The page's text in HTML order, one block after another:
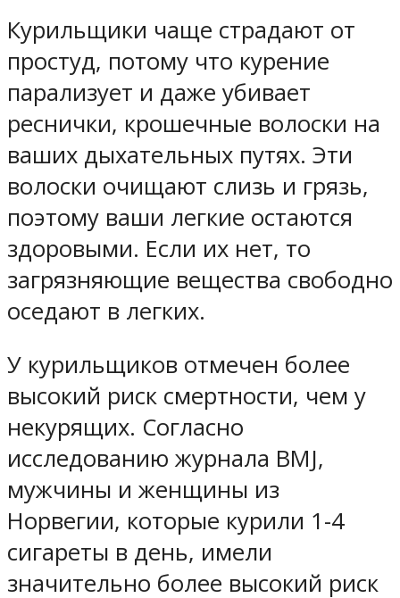
Курильщики чаще страдают от
простуд, потому что курение
парализует и даже убивает
реснички, крошечные волоски на
ваших дыхательных путях. Эти
волоски очищают слизь и грязь,
поэтому ваши легкие остаются
здоровыми. Если их нет, то
загрязняющие вещества свободно
оседают в легких.
У курильщиков отмечен более
высокий риск смертности, чем у
некурящих. Согласно
исследованию журнала BMJ,
мужчины и женщины из
Норвегии, которые курили 1-4
сигареты в день, имели
значительно более высокий риск